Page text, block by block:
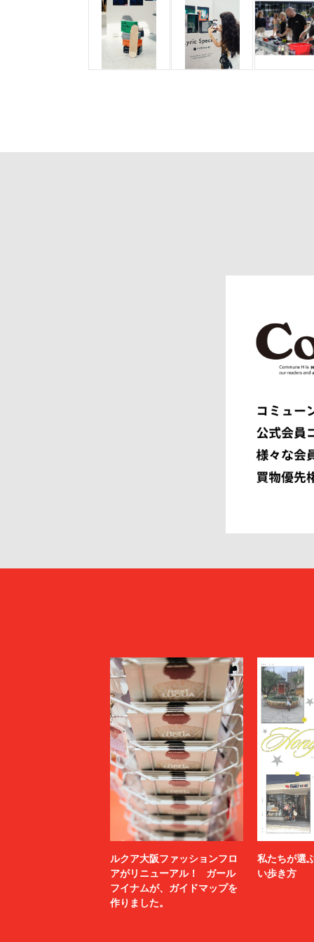
ルクア大阪ファッションフロ
アがリニューアル！ ガール
フイナムが、ガイドマップを
作りました。
私たちが選
い歩き方